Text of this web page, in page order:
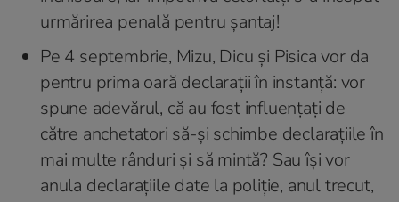
urmărirea penală pentru șantaj!
Pe 4 septembrie, Mizu, Dicu și Pisica vor da
pentru prima oară declarații în instanță: vor
spune adevărul, că au fost influențați de
către anchetatori să-și schimbe declarațiile în
mai multe rânduri și să mintă? Sau își vor
anula declarațiile date la poliție, anul trecut,